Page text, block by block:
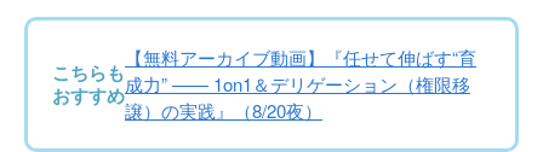
こちらも
おすすめ
【無料アーカイブ動画】『任せて伸ばす“育
成力” —— 1on1＆デリゲーション（権限移
譲）の実践』（8/20夜）